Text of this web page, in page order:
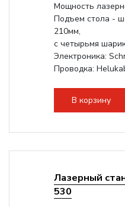
Мощность
Подъем стола -
210мм,
с четырьмя
Электроника:
Проводка:
В корзину
Лазерный
530